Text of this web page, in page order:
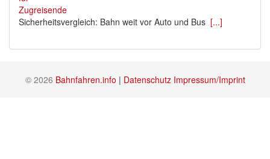
Sicherheitsvergleich: Bahn weit vor Auto und Bus [...]
© 2026 Bahnfahren.info | Datenschutz Impressum/Imprint